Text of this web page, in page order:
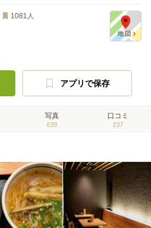
1081 人
アプリで保存
写真
639
口コミ
237